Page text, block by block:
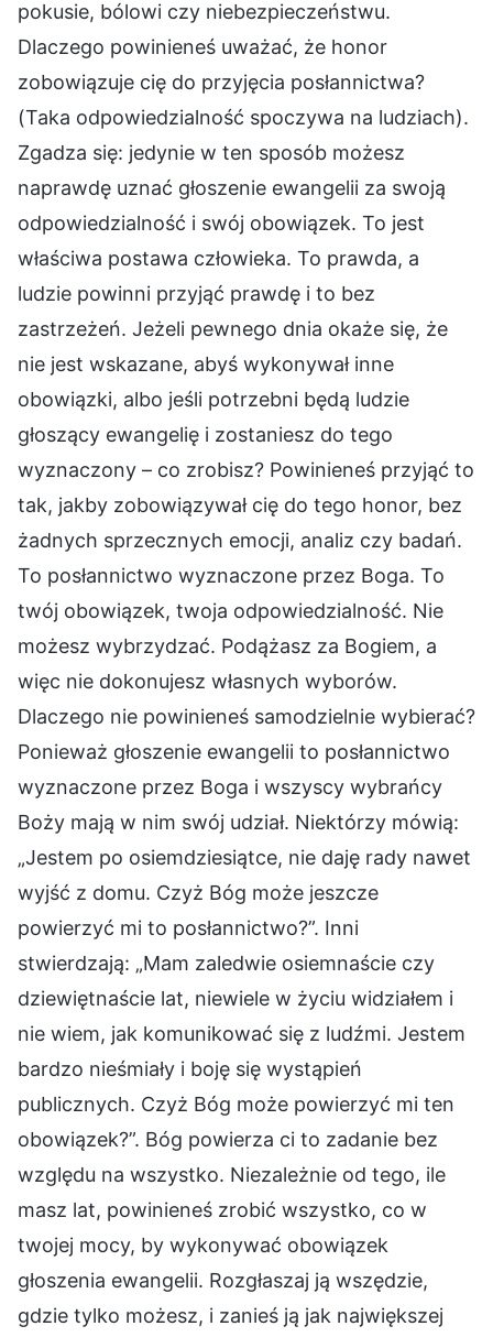
pokusie, bólowi czy niebezpieczeństwu.
Dlaczego powinieneś uważać, że honor
zobowiązuje cię do przyjęcia posłannictwa?
(Taka odpowiedzialność spoczywa na ludziach).
Zgadza się: jedynie w ten sposób możesz
naprawdę uznać głoszenie ewangelii za swoją
odpowiedzialność i swój obowiązek. To jest
właściwa postawa człowieka. To prawda, a
ludzie powinni przyjąć prawdę i to bez
zastrzeżeń. Jeżeli pewnego dnia okaże się, że
nie jest wskazane, abyś wykonywał inne
obowiązki, albo jeśli potrzebni będą ludzie
głoszący ewangelię i zostaniesz do tego
wyznaczony – co zrobisz? Powinieneś przyjąć to
tak, jakby zobowiązywał cię do tego honor, bez
żadnych sprzecznych emocji, analiz czy badań.
To posłannictwo wyznaczone przez Boga. To
twój obowiązek, twoja odpowiedzialność. Nie
możesz wybrzydzać. Podążasz za Bogiem, a
więc nie dokonujesz własnych wyborów.
Dlaczego nie powinieneś samodzielnie wybierać?
Ponieważ głoszenie ewangelii to posłannictwo
wyznaczone przez Boga i wszyscy wybrańcy
Boży mają w nim swój udział. Niektórzy mówią:
„Jestem po osiemdziesiątce, nie daję rady nawet
wyjść z domu. Czyż Bóg może jeszcze
powierzyć mi to posłannictwo?”. Inni
stwierdzają: „Mam zaledwie osiemnaście czy
dziewiętnaście lat, niewiele w życiu widziałem i
nie wiem, jak komunikować się z ludźmi. Jestem
bardzo nieśmiały i boję się wystąpień
publicznych. Czyż Bóg może powierzyć mi ten
obowiązek?”. Bóg powierza ci to zadanie bez
względu na wszystko. Niezależnie od tego, ile
masz lat, powinieneś zrobić wszystko, co w
twojej mocy, by wykonywać obowiązek
głoszenia ewangelii. Rozgłaszaj ją wszędzie,
gdzie tylko możesz, i zanieś ją jak największej